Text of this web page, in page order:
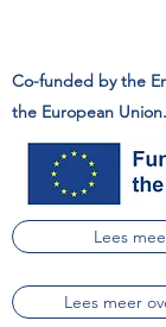
Co-funded by the
the European Union.
Lees
Lees meer